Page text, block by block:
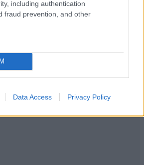
including authentication
fraud prevention, and other
Data Access Privacy Policy